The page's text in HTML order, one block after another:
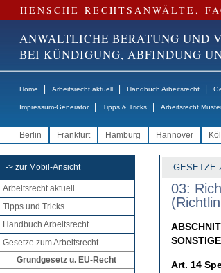
HENSCHE RECHTSANWÄLTE,
ANWALTLICHE BERATUNG UND
BEI KÜNDIGUNG, ABFINDUNG
Home Arbeitsrecht aktuell Handbuch Arbeitsrecht
Impressum-Generator Tipps & Tricks Arbeitsrecht
Berlin Frankfurt Hamburg Hannover
-> zur Mobil-Ansicht
Arbeitsrecht aktuell
Tipps und Tricks
Handbuch Arbeitsrecht
Gesetze zum Arbeitsrecht
Grundgesetz u. EU-Recht
GESETZE
03:
Art. 14